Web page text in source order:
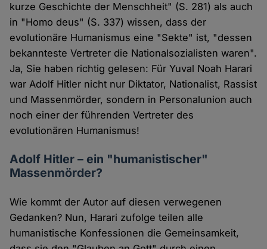
kurze Geschichte der Menschheit" (S. 281) als auch
in "Homo deus" (S. 337) wissen, dass der
evolutionäre Humanismus eine "Sekte" ist, "dessen
bekannteste Vertreter die Nationalsozialisten waren".
Ja, Sie haben richtig gelesen: Für Yuval Noah Harari
war Adolf Hitler nicht nur Diktator, Nationalist, Rassist
und Massenmörder, sondern in Personalunion auch
noch einer der führenden Vertreter des
evolutionären Humanismus!
Adolf Hitler – ein "humanistischer"
Massenmörder?
Wie kommt der Autor auf diesen verwegenen
Gedanken? Nun, Harari zufolge teilen alle
humanistische Konfessionen die Gemeinsamkeit,